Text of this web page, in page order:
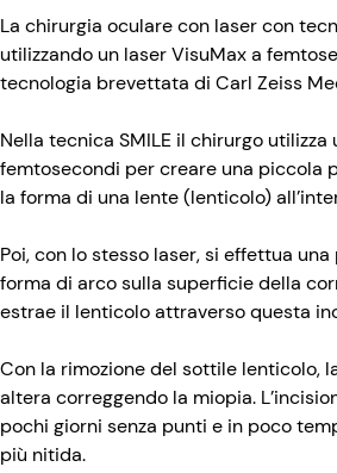
La chirurgia oculare con laser con
utilizzando un laser VisuMax a
tecnologia brevettata di Carl Zeiss
Nella tecnica SMILE il chirurgo utilizza
femtosecondi per creare una piccola
la forma di una lente (lenticolo)
Poi, con lo stesso laser, si effettua
forma di arco sulla superficie della
estrae il lenticolo attraverso questa
Con la rimozione del sottile lenticolo,
altera correggendo la miopia.
pochi giorni senza punti e in poco
più nitida.